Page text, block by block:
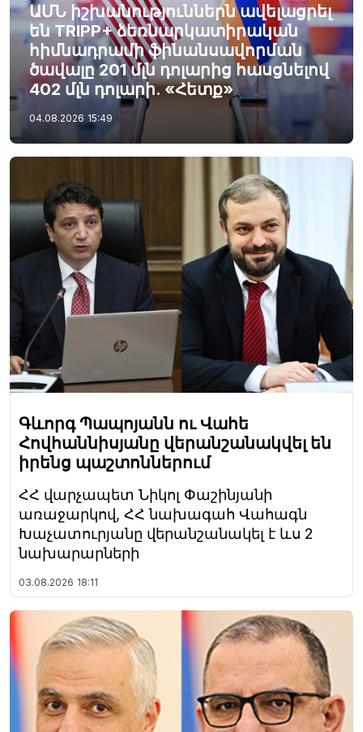
ԱՄՆ իշխանություններն ավելացրել
են TRIPP+ ձեռնարկատիրական
հիմնադրամի ֆինանսավորման
ծավալը 201 մլն դոլարից հասցնելով
402 մլն դոլարի. «Հետք»
04.08.2026 15:49
Գևորգ Պապոյանն ու Վահե
Հովհաննիսյանը վերանշանակվել են
իրենց պաշտոններում
ՀՀ վարչապետ Նիկոլ Փաշինյանի
առաջարկով, ՀՀ նախագահ Վահագն
Խաչատուրյանը վերանշանակել է ևս 2
նախարարների
03.08.2026 18:11